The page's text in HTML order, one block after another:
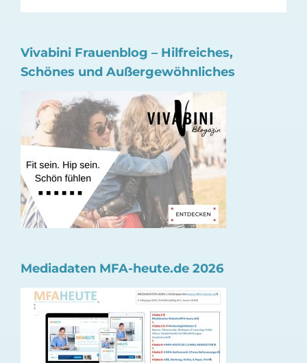
Vivabini Frauenblog – Hilfreiches,
Schönes und Außergewöhnliches
Mediadaten MFA-heute.de 2026